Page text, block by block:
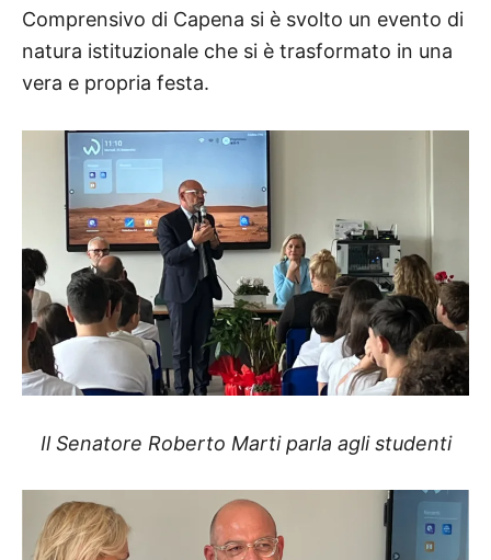
Comprensivo di Capena si è svolto un evento di
natura istituzionale che si è trasformato in una
vera e propria festa.
Il Senatore Roberto Marti parla agli studenti